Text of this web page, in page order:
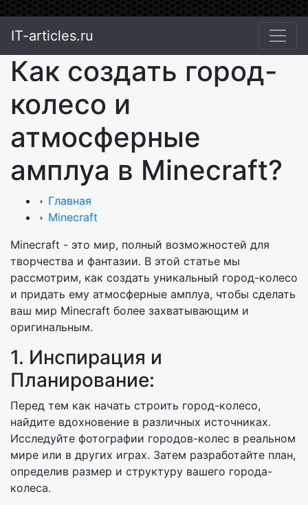
IT-articles.ru
Как создать город-
колесо и
атмосферные
амплуа в Minecraft?
Главная
Minecraft
Minecraft - это мир, полный возможностей для
творчества и фантазии. В этой статье мы
рассмотрим, как создать уникальный город-колесо
и придать ему атмосферные амплуа, чтобы сделать
ваш мир Minecraft более захватывающим и
оригинальным.
1. Инспирация и
Планирование:
Перед тем как начать строить город-колесо,
найдите вдохновение в различных источниках.
Исследуйте фотографии городов-колес в реальном
мире или в других играх. Затем разработайте план,
определив размер и структуру вашего города-
колеса.